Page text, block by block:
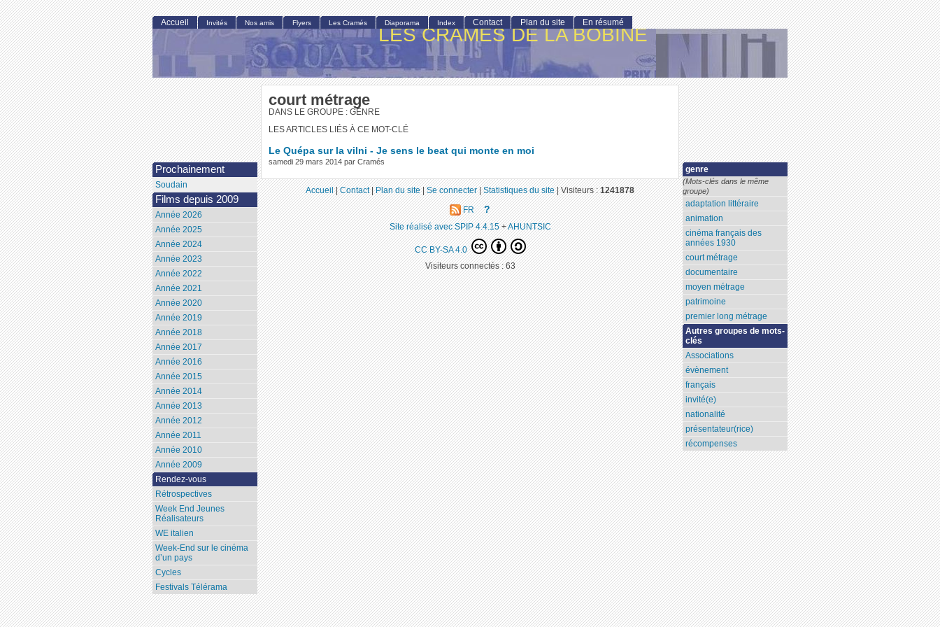
LES CRAMÉS DE LA BOBINE
court métrage
DANS LE GROUPE : GENRE
LES ARTICLES LIÉS À CE MOT-CLÉ
Le Quépa sur la vilni - Je sens le beat qui monte en moi
samedi 29 mars 2014 par Cramés
genre
(Mots-clés dans le même
groupe)
adaptation littéraire
animation
cinéma français des
années 1930
court métrage
documentaire
moyen métrage
patrimoine
premier long métrage
Autres groupes de mots-
clés
Associations
évènement
français
invité(e)
nationalité
présentateur(rice)
récompenses
Accueil Invités Nos amis Flyers Les Cramés Diaporama Index Contact Plan du site En résumé
Prochainement
Soudain
Films depuis 2009
Année 2026
Année 2025
Année 2024
Année 2023
Année 2022
Année 2021
Année 2020
Année 2019
Année 2018
Année 2017
Année 2016
Année 2015
Année 2014
Année 2013
Année 2012
Année 2011
Année 2010
Année 2009
Rendez-vous
Rétrospectives
Week End Jeunes
Réalisateurs
WE italien
Week-End sur le cinéma
d’un pays
Cycles
Festivals Télérama
Accueil|Contact|Plan du site|Se connecter|Statistiques du site|Visiteurs :1241878
FR ?
Site réalisé avec SPIP 4.4.15+AHUNTSIC
CC BY-SA 4.0
Visiteurs connectés :63